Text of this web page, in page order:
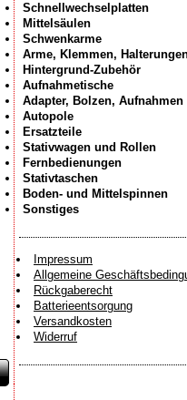
Schnellwechselplatten
Mittelsäulen
Schwenkarme
Arme, Klemmen,
Hintergrund-Zubehör
Aufnahmetische
Adapter, Bolzen, Aufnahmen
Autopole
Ersatzteile
Stativwagen und Rollen
Fernbedienungen
Stativtaschen
Boden- und Mittelspinnen
Sonstiges
Impressum
Allgemeine
Rückgaberecht
Batterieentsorgung
Versandkosten
Widerruf